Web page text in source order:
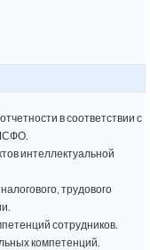
в соответствии с
интеллектуальной
трудового
сотрудников.
компетенций.